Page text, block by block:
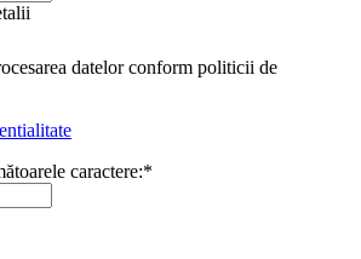
datelor conform politicii de
caractere:*